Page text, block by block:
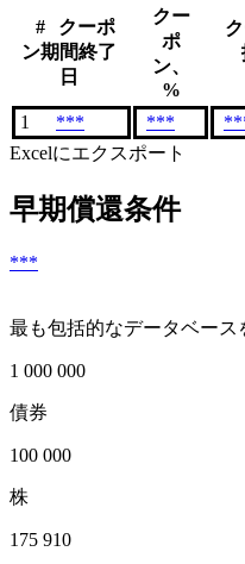
#
クーポ
ン期間終了
日
クー
ポ
ン、
%
1 *** ***
Excelにエクスポート
早期償還条件
***
最も包括的なデータベース
1 000 000
債券
100 000
株
175 910